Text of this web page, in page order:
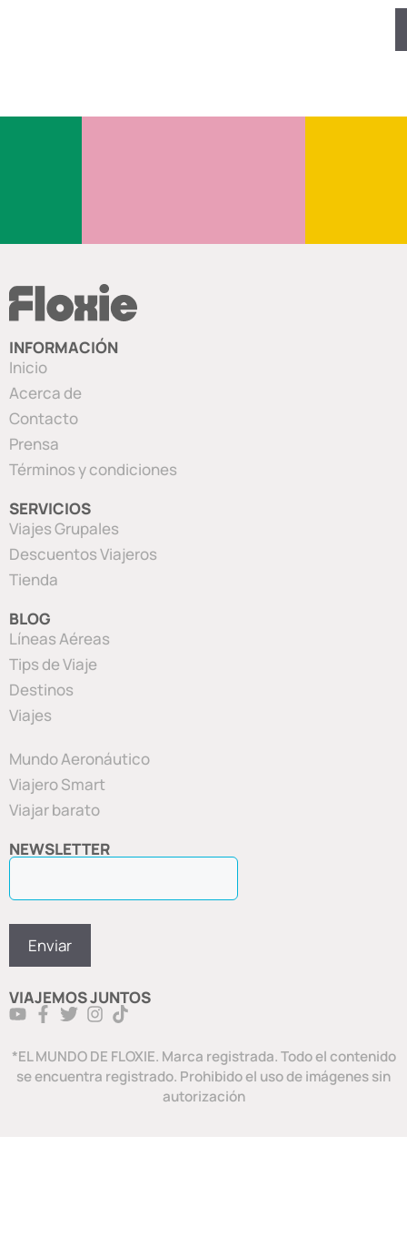
INFORMACIÓN
Inicio
Acerca de
Contacto
Prensa
Términos y condiciones
SERVICIOS
Viajes Grupales
Descuentos Viajeros
Tienda
BLOG
Líneas Aéreas
Tips de Viaje
Destinos
Viajes
Mundo Aeronáutico
Viajero Smart
Viajar barato
NEWSLETTER
VIAJEMOS JUNTOS
*EL MUNDO DE FLOXIE. Marca registrada. Todo el contenido
se encuentra registrado. Prohibido el uso de imágenes sin
autorización